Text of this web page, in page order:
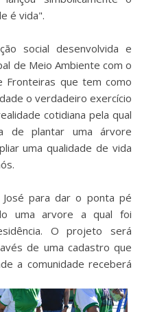
é vida".
social desenvolvida e
de Meio Ambiente com o
Fronteiras que tem como
o verdadeiro exercício
cotidiana pela qual
de plantar uma árvore
uma qualidade de vida
para dar o ponta pé
uma arvore a qual foi
O projeto será
de uma cadastro que
a comunidade receberá